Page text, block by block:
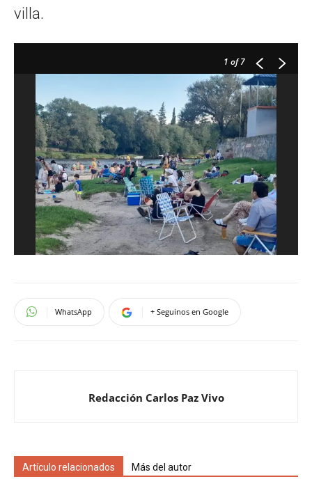
villa.
1 of 7
WhatsApp + Seguinos en Google
Redacción Carlos Paz Vivo
Artículo relacionados Más del autor